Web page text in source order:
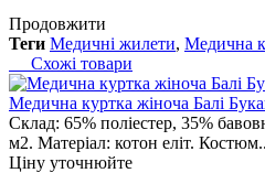
Продовжити
Теги Медичні жилети, Медична
Схожі товари
Медична куртка жіноча Балі
Склад: 65% поліестер, 35%
м2. Матеріал: котон еліт. Костюм..
Ціну уточнюйте